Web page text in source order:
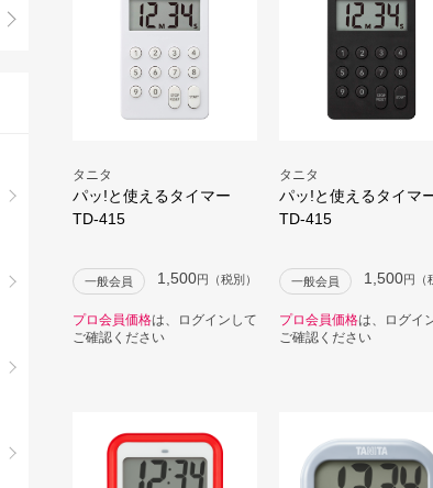
タニタ
パッ!と使えるタイマー
TD-415
一般会員 1,500円（税別）
プロ会員価格は、ログインして
ご確認ください
タニタ
パッ!と使えるタイマ
TD-415
一般会員 1,500円（
プロ会員価格は、ログイ
ご確認ください